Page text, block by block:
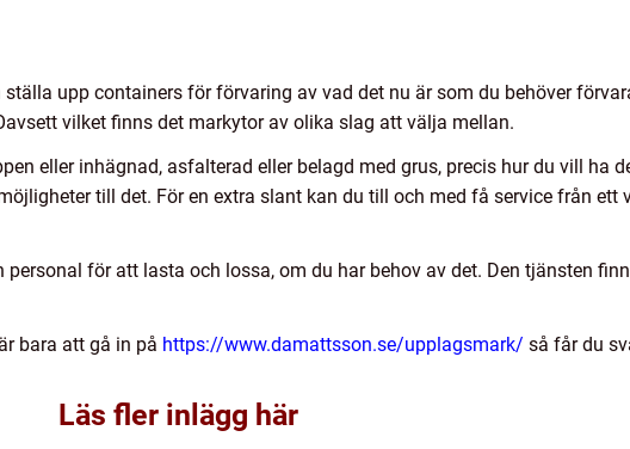
upp containers för förvaring av vad det nu är som du behöver
vilket finns det markytor av olika slag att välja mellan.
eller inhägnad, asfalterad eller belagd med grus, precis hur du vill ha
till det. För en extra slant kan du till och med få service från ett
för att lasta och lossa, om du har behov av det. Den tjänsten
bara att gå in på https://www.damattsson.se/upplagsmark/ så får du
Läs fler inlägg här